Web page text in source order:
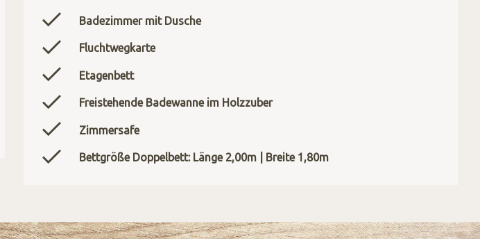
Badezimmer mit Dusche
Fluchtwegkarte
Etagenbett
Freistehende Badewanne im Holzzuber
Zimmersafe
Bettgröße Doppelbett: Länge 2,00m | Breite 1,80m